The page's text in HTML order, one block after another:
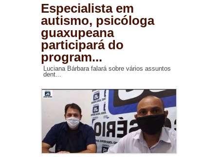
Especialista em
autismo, psicóloga
guaxupeana
participará do
program...
Luciana Bárbara falará sobre vários assuntos
dent...